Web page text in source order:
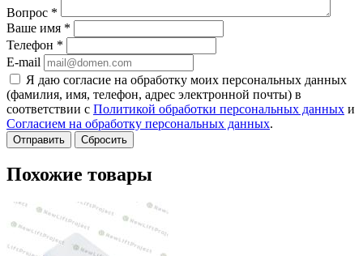
Вопрос *
Ваше имя *
Телефон *
E-mail
Я даю согласие на обработку моих персональных данных
(фамилия, имя, телефон, адрес электронной почты) в
соответствии с Политикой обработки персональных данных и
Согласием на обработку персональных данных.
Сбросить
Похожие товары